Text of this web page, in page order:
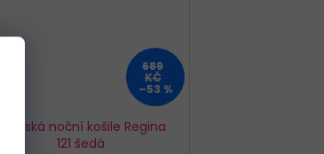
689
KČ
–53 %
Dámská noční košile Regina
121 šedá